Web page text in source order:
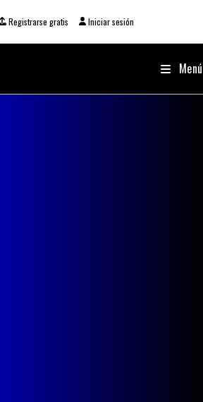
Registrarse gratis Iniciar sesión
Menú